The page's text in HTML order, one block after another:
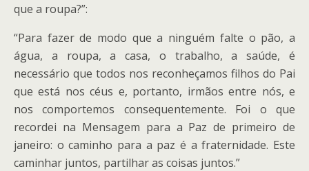
que a roupa?”:
“Para fazer de modo que a ninguém falte o pão, a
água, a roupa, a casa, o trabalho, a saúde, é
necessário que todos nos reconheçamos filhos do Pai
que está nos céus e, portanto, irmãos entre nós, e
nos comportemos consequentemente. Foi o que
recordei na Mensagem para a Paz de primeiro de
janeiro: o caminho para a paz é a fraternidade. Este
caminhar juntos, partilhar as coisas juntos.”